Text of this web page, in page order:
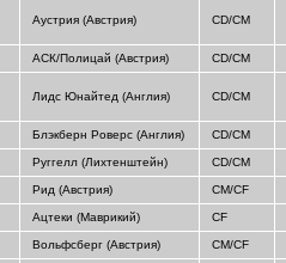
Аустрия (Австрия) CD/CM
АСК/Полицай (Австрия) CD/CM
Лидс Юнайтед (Англия) CD/CM
Блэкберн Роверс (Англия) CD/CM
Руггелл (Лихтенштейн) CD/CM
Рид (Австрия) CM/CF
Ацтеки (Маврикий) CF
Вольфсберг (Австрия) CM/CF